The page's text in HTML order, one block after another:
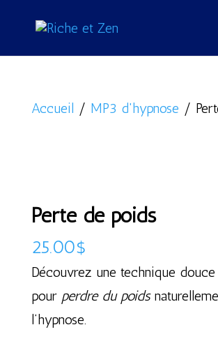
Accueil / MP3 d'hypnose /
Perte de poids
25.00$
Découvrez une technique
pour perdre du poids
l’hypnose.